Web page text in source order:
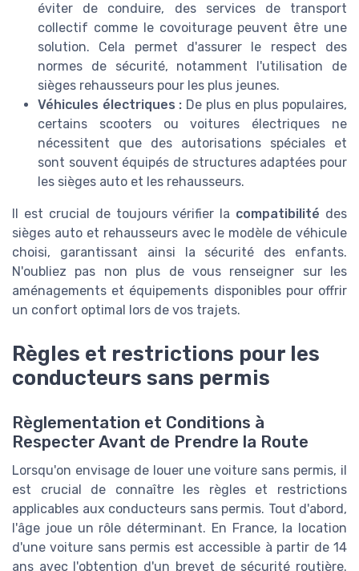
éviter de conduire, des services de transport
collectif comme le covoiturage peuvent être une
solution. Cela permet d'assurer le respect des
normes de sécurité, notamment l'utilisation de
sièges rehausseurs pour les plus jeunes.
Véhicules électriques : De plus en plus populaires,
certains scooters ou voitures électriques ne
nécessitent que des autorisations spéciales et
sont souvent équipés de structures adaptées pour
les sièges auto et les rehausseurs.
Il est crucial de toujours vérifier la compatibilité des
sièges auto et rehausseurs avec le modèle de véhicule
choisi, garantissant ainsi la sécurité des enfants.
N'oubliez pas non plus de vous renseigner sur les
aménagements et équipements disponibles pour offrir
un confort optimal lors de vos trajets.
Règles et restrictions pour les
conducteurs sans permis
Règlementation et Conditions à
Respecter Avant de Prendre la Route
Lorsqu'on envisage de louer une voiture sans permis, il
est crucial de connaître les règles et restrictions
applicables aux conducteurs sans permis. Tout d'abord,
l'âge joue un rôle déterminant. En France, la location
d'une voiture sans permis est accessible à partir de 14
ans avec l'obtention d'un brevet de sécurité routière.